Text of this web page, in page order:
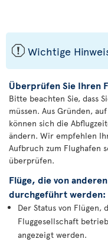
ü Wichtige
Überprüfen Sie Ihren
Bitte beachten Sie, dass
müssen. Aus Gründen,
können sich die
ändern. Wir empfehlen
Aufbruch zum Flughafen
überprüfen.
Flüge, die von
durchgeführt werden:
Der Status von Flügen,
Fluggesellschaft
angezeigt werden.